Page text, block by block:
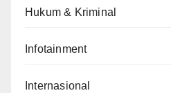
Hukum & Kriminal
Infotainment
Internasional